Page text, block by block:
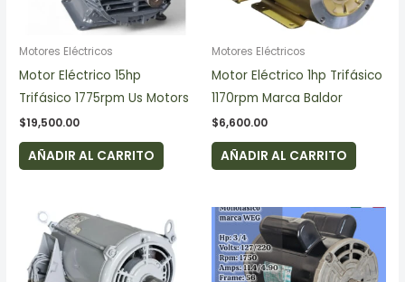
Motores Eléctricos
Motor Eléctrico 15hp
Trifásico 1775rpm Us Motors
$19,500.00
AÑADIR AL CARRITO
Motores Eléctricos
Motor Eléctrico 1hp Trifásico
1170rpm Marca Baldor
$6,600.00
AÑADIR AL CARRITO